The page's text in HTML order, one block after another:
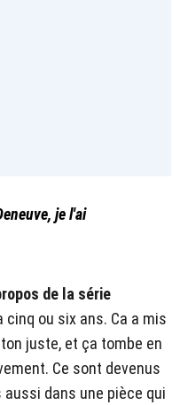
je l'ai
de la série
ou six ans. Ca a mis
juste, et ça tombe en
Ce sont devenus
dans une pièce qui